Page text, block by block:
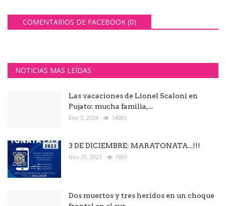
COMENTARIOS DE FACEBOOK (0)
NOTICIAS MAS LEÍDAS
Las vacaciones de Lionel Scaloni en
Pujato: mucha familia,...
Ene 3, 2024 14085
3 DE DICIEMBRE: MARATONATA...!!!
Nov 29, 2023 7693
Dos muertos y tres heridos en un choque